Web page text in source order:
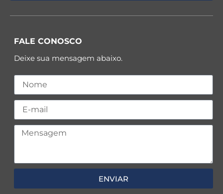
FALE CONOSCO
Deixe sua mensagem abaixo.
ENVIAR